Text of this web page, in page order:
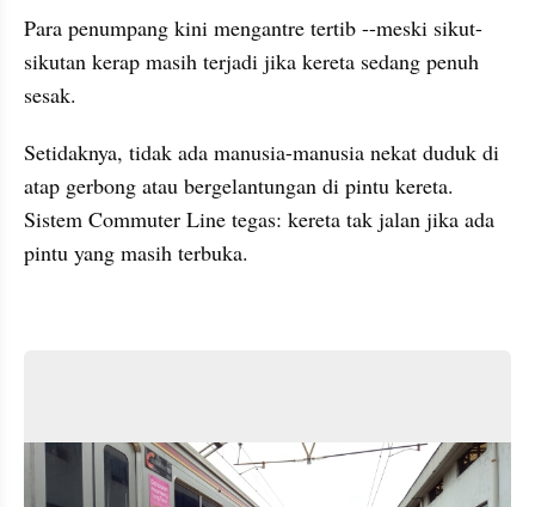
Para penumpang kini mengantre tertib --meski sikut-
sikutan kerap masih terjadi jika kereta sedang penuh
sesak.
Setidaknya, tidak ada manusia-manusia nekat duduk di
atap gerbong atau bergelantungan di pintu kereta.
Sistem Commuter Line tegas: kereta tak jalan jika ada
pintu yang masih terbuka.